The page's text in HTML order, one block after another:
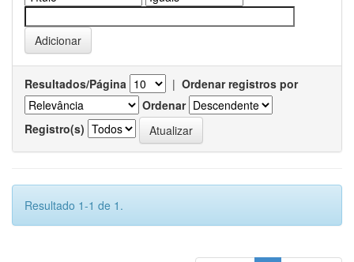
Resultados/Página | Ordenar registros por
Ordenar
Registro(s)
Resultado 1-1 de 1.